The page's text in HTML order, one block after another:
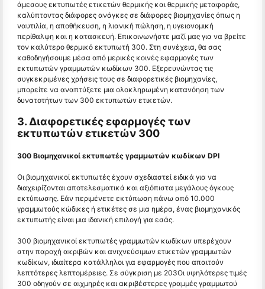
άμεσους εκτυπωτές ετικετών θερμικής και θερμικής μεταφοράς,
καλύπτοντας διάφορες ανάγκες σε διάφορες βιομηχανίες όπως η
ναυτιλία, η αποθήκευση, η λιανική πώληση, η υγειονομική
περίθαλψη και η κατασκευή. Επικοινωνήστε μαζί μας για να βρείτε
τον καλύτερο θερμικό εκτυπωτή 300. Στη συνέχεια, θα σας
καθοδηγήσουμε μέσα από μερικές κοινές εφαρμογές των
εκτυπωτών γραμμωτών κωδίκων 300. Εξερευνώντας τις
συγκεκριμένες χρήσεις τους σε διαφορετικές βιομηχανίες,
μπορείτε να αναπτύξετε μια ολοκληρωμένη κατανόηση των
δυνατοτήτων των 300 εκτυπωτών ετικετών.
3. Διαφορετικές εφαρμογές των
εκτυπωτών ετικετών 300
300 Βιομηχανικοί εκτυπωτές γραμμωτών κωδίκων DPI
Οι βιομηχανικοί εκτυπωτές έχουν σχεδιαστεί ειδικά για να
διαχειρίζονται αποτελεσματικά και αξιόπιστα μεγάλους όγκους
εκτύπωσης. Εάν περιμένετε εκτύπωση πάνω από 10.000
γραμμωτούς κώδικες ή ετικέτες σε μια ημέρα, ένας βιομηχανικός
εκτυπωτής είναι μια ιδανική επιλογή για εσάς.
300 βιομηχανικοί εκτυπωτές γραμμωτών κωδίκων υπερέχουν
στην παροχή ακριβών και ανιχνεύσιμων ετικετών γραμμωτών
κωδίκων, ιδιαίτερα κατάλληλοι για εφαρμογές που απαιτούν
λεπτότερες λεπτομέρειες. Σε σύγκριση με 203Οι υψηλότερες τιμές
300 οδηγούν σε αιχμηρές και ακριβέστερες γραμμές γραμμωτού